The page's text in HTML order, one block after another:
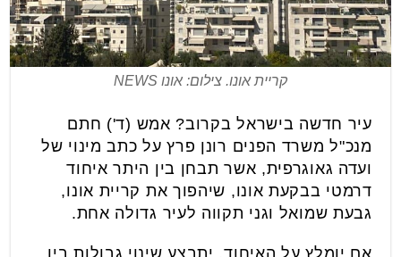
קריית אונו. צילום: אונו NEWS
עיר חדשה בישראל בקרוב? אמש (ד') חתם
מנכ"ל משרד הפנים רונן פרץ על כתב מינוי של
ועדה גאוגרפית, אשר תבחן בין היתר איחוד
דרמטי בבקעת אונו, שיהפוך את קריית אונו,
גבעת שמואל וגני תקווה לעיר גדולה אחת.